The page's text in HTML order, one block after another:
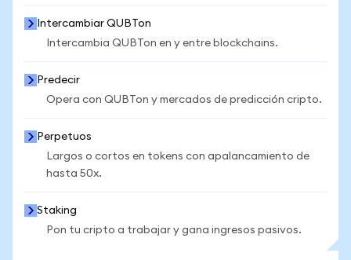
Intercambiar QUBTon
Intercambia QUBTon en y entre blockchains.
Predecir
Opera con QUBTon y mercados de predicción cripto.
Perpetuos
Largos o cortos en tokens con apalancamiento de
hasta 50x.
Staking
Pon tu cripto a trabajar y gana ingresos pasivos.